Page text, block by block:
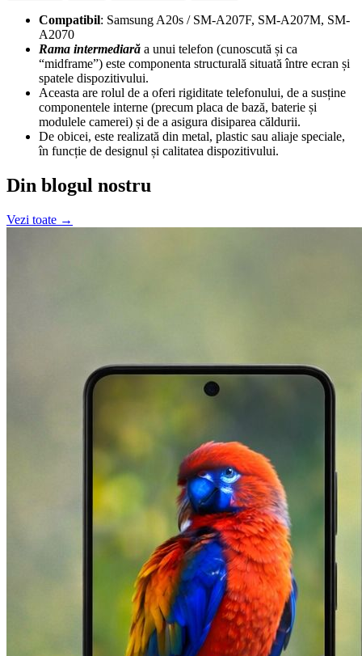
Compatibil: Samsung A20s / SM-A207F, SM-A207M, SM-
A2070
Rama intermediară a unui telefon (cunoscută și ca
“midframe”) este componenta structurală situată între ecran și
spatele dispozitivului.
Aceasta are rolul de a oferi rigiditate telefonului, de a susține
componentele interne (precum placa de bază, baterie și
modulele camerei) și de a asigura disiparea căldurii.
De obicei, este realizată din metal, plastic sau aliaje speciale,
în funcție de designul și calitatea dispozitivului.
Din blogul nostru
Vezi toate →